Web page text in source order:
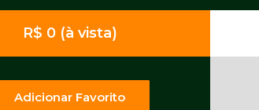
R$ 0 (à vista)
Adicionar Favorito